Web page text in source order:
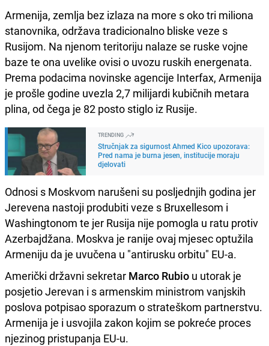
Armenija, zemlja bez izlaza na more s oko tri miliona
stanovnika, održava tradicionalno bliske veze s
Rusijom. Na njenom teritoriju nalaze se ruske vojne
baze te ona uvelike ovisi o uvozu ruskih energenata.
Prema podacima novinske agencije Interfax, Armenija
je prošle godine uvezla 2,7 milijardi kubičnih metara
plina, od čega je 82 posto stiglo iz Rusije.
TRENDING
Stručnjak za sigurnost Ahmed Kico upozorava:
Pred nama je burna jesen, institucije moraju
djelovati
Odnosi s Moskvom narušeni su posljednjih godina jer
Jerevena nastoji produbiti veze s Bruxellesom i
Washingtonom te jer Rusija nije pomogla u ratu protiv
Azerbajdžana. Moskva je ranije ovaj mjesec optužila
Armeniju da je uvučena u "antirusku orbitu" EU-a.
Američki državni sekretar Marco Rubio u utorak je
posjetio Jerevan i s armenskim ministrom vanjskih
poslova potpisao sporazum o strateškom partnerstvu.
Armenija je i usvojila zakon kojim se pokreće proces
njezinog pristupanja EU-u.